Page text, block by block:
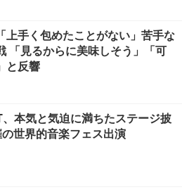
上手く包めたことがない」苦手な
「見るからに美味しそう」「可
と反響
本気と気迫に満ちたステージ披
世界的音楽フェス出演